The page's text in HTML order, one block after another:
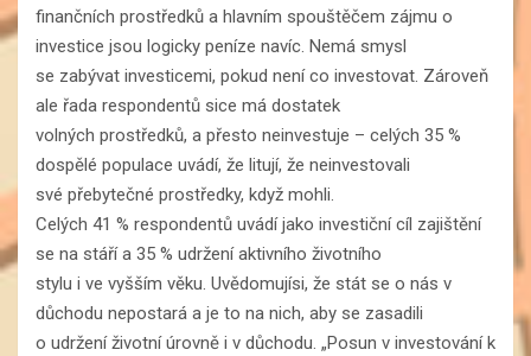
finančních prostředků a hlavním spouštěčem zájmu o
investice jsou logicky peníze navíc. Nemá smysl
se zabývat investicemi, pokud není co investovat. Zároveň
ale řada respondentů sice má dostatek
volných prostředků, a přesto neinvestuje – celých 35 %
dospělé populace uvádí, že litují, že neinvestovali
své přebytečné prostředky, když mohli.
Celých 41 % respondentů uvádí jako investiční cíl zajištění
se na stáří a 35 % udržení aktivního životního
stylu i ve vyšším věku. Uvědomujísi, že stát se o nás v
důchodu nepostará a je to na nich, aby se zasadili
o udržení životní úrovně i v důchodu. „Posun v investování k